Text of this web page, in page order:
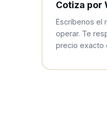
Cotiza por
Escríbenos el
operar. Te
precio exacto